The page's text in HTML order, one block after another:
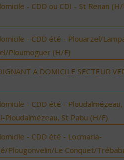
- CDD ou CDI - St Renan (H/
- CDD été - Plouarzel/
Ploumoguer (H/F)
A DOMICILE SECTEUR
- CDD été - Ploudalmézeau,
Ploudalmézeau, St Pabu (H/F)
- CDD été - Locmaria-
Plougonvelin/Le Conquet/